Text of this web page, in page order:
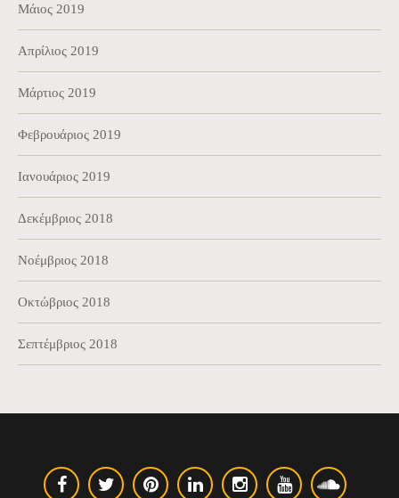
Μάιος 2019
Απρίλιος 2019
Μάρτιος 2019
Φεβρουάριος 2019
Ιανουάριος 2019
Δεκέμβριος 2018
Νοέμβριος 2018
Οκτώβριος 2018
Σεπτέμβριος 2018